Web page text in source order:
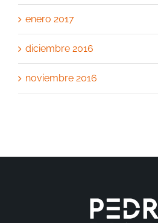
enero 2017
diciembre 2016
noviembre 2016